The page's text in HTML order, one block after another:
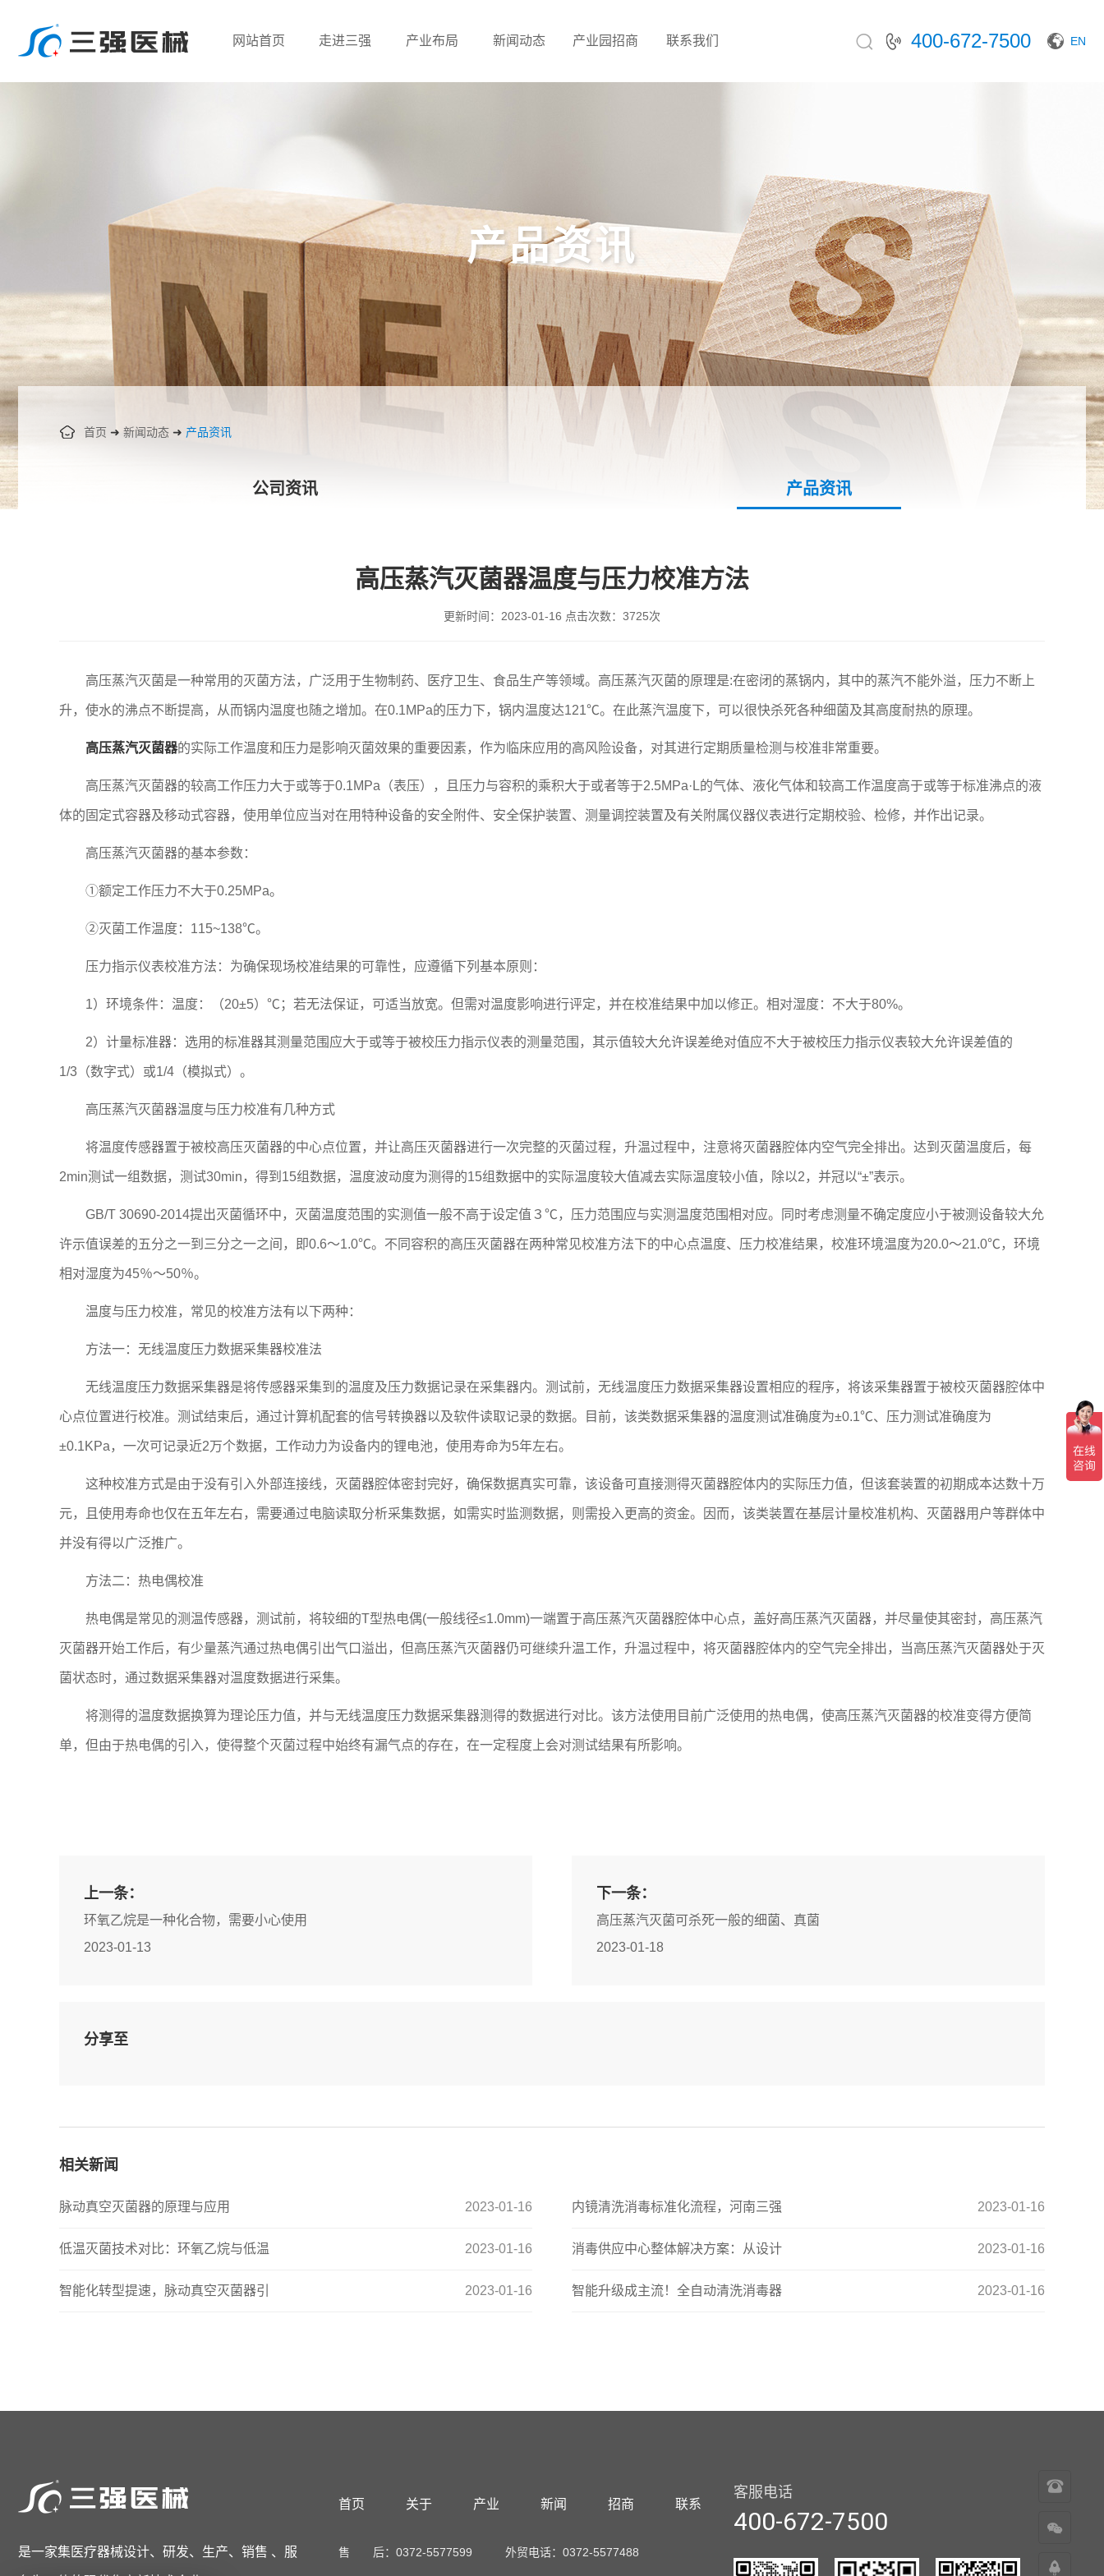
EN
400-672-7500
网站首页 走进三强 产业布局 新闻动态 产业园招商 联系我们
产品资讯
首页 ➜ 新闻动态 ➜ 产品资讯
公司资讯 产品资讯
高压蒸汽灭菌器温度与压力校准方法
更新时间： 2023-01-16 点击次数： 3725次
高压蒸汽灭菌是一种常用的灭菌方法，广泛用于生物制药、医疗卫生、食品生产等领域。高压蒸汽灭菌的原理是:在密闭的蒸锅内，其中的蒸汽不能外溢，压力不断上
升，使水的沸点不断提高，从而锅内温度也随之增加。在0.1MPa的压力下，锅内温度达121℃。在此蒸汽温度下，可以很快杀死各种细菌及其高度耐热的原理。
高压蒸汽灭菌器的实际工作温度和压力是影响灭菌效果的重要因素，作为临床应用的高风险设备，对其进行定期质量检测与校准非常重要。
高压蒸汽灭菌器的较高工作压力大于或等于0.1MPa（表压），且压力与容积的乘积大于或者等于2.5MPa·L的气体、液化气体和较高工作温度高于或等于标准沸点的液
体的固定式容器及移动式容器，使用单位应当对在用特种设备的安全附件、安全保护装置、测量调控装置及有关附属仪器仪表进行定期校验、检修，并作出记录。
高压蒸汽灭菌器的基本参数：
①额定工作压力不大于0.25MPa。
②灭菌工作温度：115~138℃。
压力指示仪表校准方法：为确保现场校准结果的可靠性，应遵循下列基本原则：
1）环境条件：温度：（20±5）℃；若无法保证，可适当放宽。但需对温度影响进行评定，并在校准结果中加以修正。相对湿度：不大于80%。
2）计量标准器：选用的标准器其测量范围应大于或等于被校压力指示仪表的测量范围，其示值较大允许误差绝对值应不大于被校压力指示仪表较大允许误差值的
1/3（数字式）或1/4（模拟式）。
高压蒸汽灭菌器温度与压力校准有几种方式
将温度传感器置于被校高压灭菌器的中心点位置，并让高压灭菌器进行一次完整的灭菌过程，升温过程中，注意将灭菌器腔体内空气完全排出。达到灭菌温度后，每
2min测试一组数据，测试30min，得到15组数据，温度波动度为测得的15组数据中的实际温度较大值减去实际温度较小值，除以2，并冠以“±”表示。
GB/T 30690-2014提出灭菌循环中，灭菌温度范围的实测值一般不高于设定值３℃，压力范围应与实测温度范围相对应。同时考虑测量不确定度应小于被测设备较大允
许示值误差的五分之一到三分之一之间，即0.6～1.0℃。不同容积的高压灭菌器在两种常见校准方法下的中心点温度、压力校准结果，校准环境温度为20.0～21.0℃，环境
相对湿度为45％～50％。
温度与压力校准，常见的校准方法有以下两种：
方法一：无线温度压力数据采集器校准法
无线温度压力数据采集器是将传感器采集到的温度及压力数据记录在采集器内。测试前，无线温度压力数据采集器设置相应的程序，将该采集器置于被校灭菌器腔体中
心点位置进行校准。测试结束后，通过计算机配套的信号转换器以及软件读取记录的数据。目前，该类数据采集器的温度测试准确度为±0.1℃、压力测试准确度为
±0.1KPa，一次可记录近2万个数据，工作动力为设备内的锂电池，使用寿命为5年左右。
这种校准方式是由于没有引入外部连接线，灭菌器腔体密封完好，确保数据真实可靠，该设备可直接测得灭菌器腔体内的实际压力值，但该套装置的初期成本达数十万
元，且使用寿命也仅在五年左右，需要通过电脑读取分析采集数据，如需实时监测数据，则需投入更高的资金。因而，该类装置在基层计量校准机构、灭菌器用户等群体中
并没有得以广泛推广。
方法二：热电偶校准
热电偶是常见的测温传感器，测试前，将较细的T型热电偶(一般线径≤1.0mm)一端置于高压蒸汽灭菌器腔体中心点，盖好高压蒸汽灭菌器，并尽量使其密封，高压蒸汽
灭菌器开始工作后，有少量蒸汽通过热电偶引出气口溢出，但高压蒸汽灭菌器仍可继续升温工作，升温过程中，将灭菌器腔体内的空气完全排出，当高压蒸汽灭菌器处于灭
菌状态时，通过数据采集器对温度数据进行采集。
将测得的温度数据换算为理论压力值，并与无线温度压力数据采集器测得的数据进行对比。该方法使用目前广泛使用的热电偶，使高压蒸汽灭菌器的校准变得方便简
单，但由于热电偶的引入，使得整个灭菌过程中始终有漏气点的存在，在一定程度上会对测试结果有所影响。
上一条：
环氧乙烷是一种化合物，需要小心使用
2023-01-13
下一条：
高压蒸汽灭菌可杀死一般的细菌、真菌
2023-01-18
分享至
相关新闻
2023-01-16
脉动真空灭菌器的原理与应用 2023-01-16
内镜清洗消毒标准化流程，河南三强
2023-01-16
低温灭菌技术对比：环氧乙烷与低温 2023-01-16
消毒供应中心整体解决方案：从设计
2023-01-16
智能化转型提速，脉动真空灭菌器引 2023-01-16
智能升级成主流！全自动清洗消毒器
是一家集医疗器械设计、研发、生产、销售 、服
首页 关于 产业 新闻 招商 联系
售 后：0372-5577599 外贸电话：0372-5577488
客服电话
400-672-7500
400-
7500
返